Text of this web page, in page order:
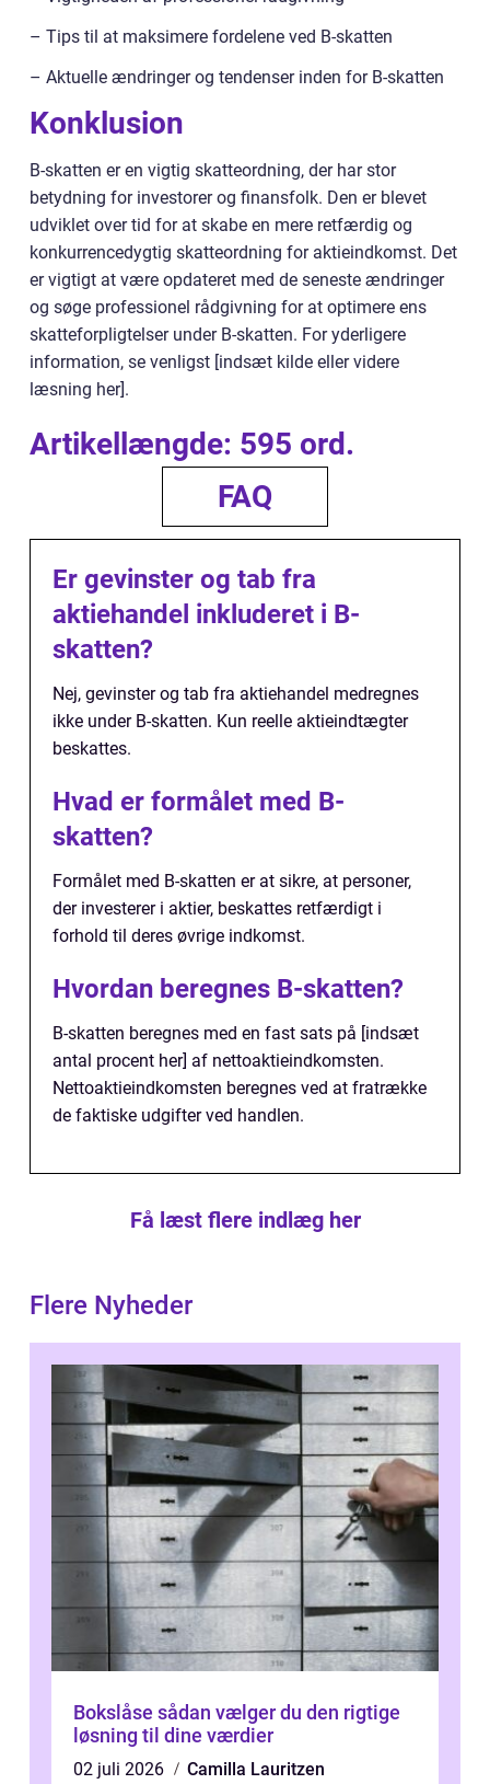
– Tips til at maksimere fordelene ved B-skatten
– Aktuelle ændringer og tendenser inden for B-skatten
Konklusion
B-skatten er en vigtig skatteordning, der har stor
betydning for investorer og finansfolk. Den er blevet
udviklet over tid for at skabe en mere retfærdig og
konkurrencedygtig skatteordning for aktieindkomst. Det
er vigtigt at være opdateret med de seneste ændringer
og søge professionel rådgivning for at optimere ens
skatteforpligtelser under B-skatten. For yderligere
information, se venligst [indsæt kilde eller videre
læsning her].
Artikellængde: 595 ord.
FAQ
Er gevinster og tab fra
aktiehandel inkluderet i B-
skatten?
Nej, gevinster og tab fra aktiehandel medregnes
ikke under B-skatten. Kun reelle aktieindtægter
beskattes.
Hvad er formålet med B-
skatten?
Formålet med B-skatten er at sikre, at personer,
der investerer i aktier, beskattes retfærdigt i
forhold til deres øvrige indkomst.
Hvordan beregnes B-skatten?
B-skatten beregnes med en fast sats på [indsæt
antal procent her] af nettoaktieindkomsten.
Nettoaktieindkomsten beregnes ved at fratrække
de faktiske udgifter ved handlen.
Få læst flere indlæg her
Flere Nyheder
Bokslåse sådan vælger du den rigtige
løsning til dine værdier
02 juli 2026
Camilla Lauritzen